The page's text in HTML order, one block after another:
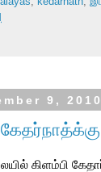
9, 2010
கிளம்பி